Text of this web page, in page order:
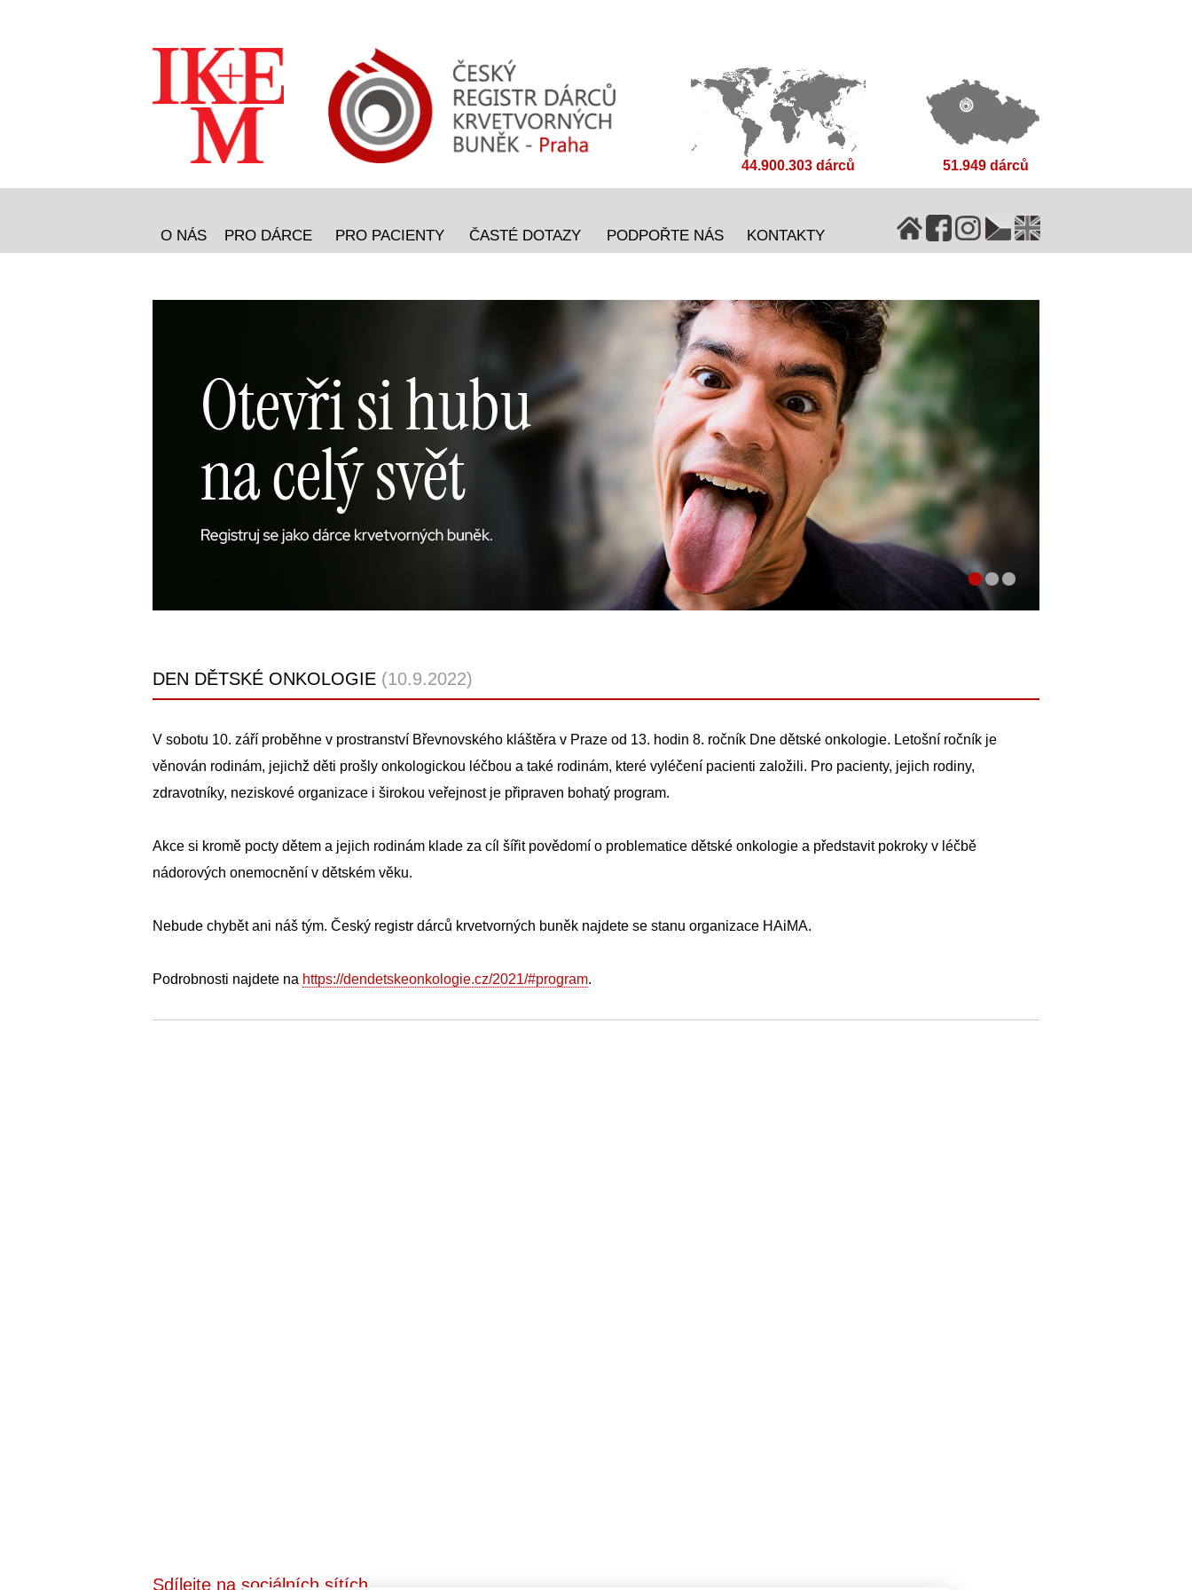
44.900.303 dárců 51.949 dárců
O NÁS PRO DÁRCE PRO PACIENTY ČASTÉ DOTAZY PODPOŘTE NÁS KONTAKTY
DEN DĚTSKÉ ONKOLOGIE (10.9.2022)
V sobotu 10. září proběhne v prostranství Břevnovského kláštěra v Praze od 13. hodin 8. ročník Dne dětské onkologie. Letošní ročník je
věnován rodinám, jejichž děti prošly onkologickou léčbou a také rodinám, které vyléčení pacienti založili. Pro pacienty, jejich rodiny,
zdravotníky, neziskové organizace i širokou veřejnost je připraven bohatý program.
Akce si kromě pocty dětem a jejich rodinám klade za cíl šířit povědomí o problematice dětské onkologie a představit pokroky v léčbě
nádorových onemocnění v dětském věku.
Nebude chybět ani náš tým. Český registr dárců krvetvorných buněk najdete se stanu organizace HAiMA.
Podrobnosti najdete na https://dendetskeonkologie.cz/2021/#program.
Sdílejte na sociálních sítích